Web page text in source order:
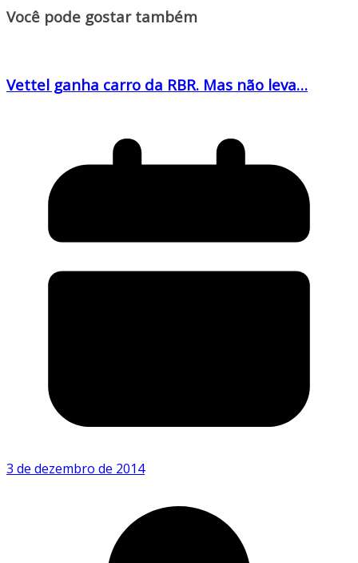
Você pode gostar também
Vettel ganha carro da RBR. Mas não leva…
3 de dezembro de 2014